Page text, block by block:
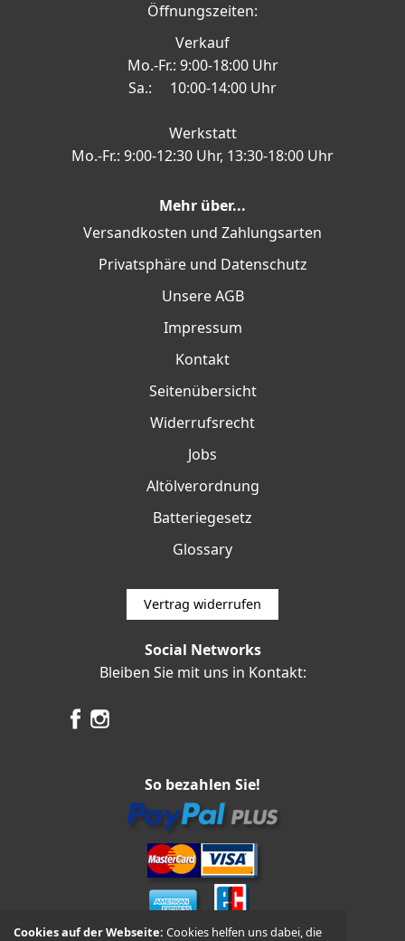
Cookies auf der Webseite:Cookies helfen uns dabei, die
Öffnungszeiten:
Verkauf
Mo.-Fr.: 9:00-18:00 Uhr
Sa.: 10:00-14:00 Uhr
Werkstatt
Mo.-Fr.: 9:00-12:30 Uhr, 13:30-18:00 Uhr
Mehr über...
Versandkosten und Zahlungsarten
Privatsphäre und Datenschutz
Unsere AGB
Impressum
Kontakt
Seitenübersicht
Widerrufsrecht
Jobs
Altölverordnung
Batteriegesetz
Glossary
Vertrag widerrufen
Social Networks
Bleiben Sie mit uns in Kontakt:
So bezahlen Sie!